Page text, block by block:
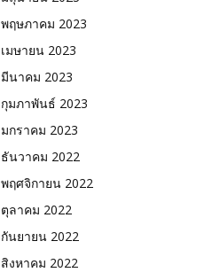
พฤษภาคม 2023
เมษายน 2023
มีนาคม 2023
กุมภาพันธ์ 2023
มกราคม 2023
ธันวาคม 2022
พฤศจิกายน 2022
ตุลาคม 2022
กันยายน 2022
สิงหาคม 2022